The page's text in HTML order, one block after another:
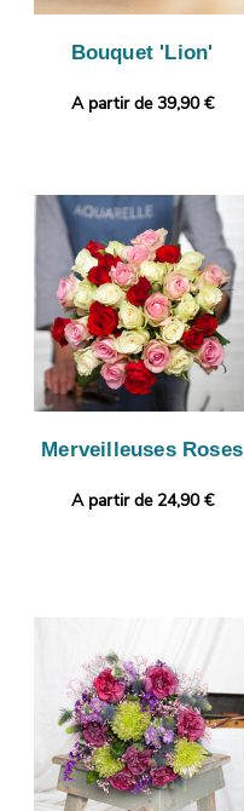
Bouquet 'Lion'
A partir de 39,90 €
Merveilleuses Roses
A partir de 24,90 €